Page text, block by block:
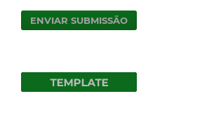
ENVIAR SUBMISSÃO